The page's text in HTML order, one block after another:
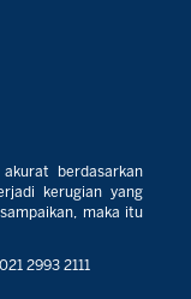
berdasarkan
kerugian yang
maka itu
2993 2111